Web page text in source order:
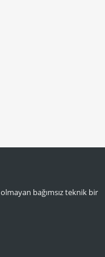
bağımsız teknik bir